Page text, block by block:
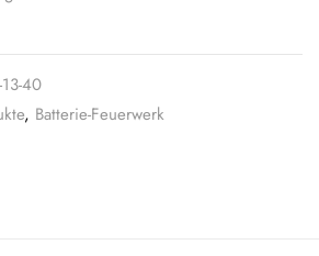
40
, Batterie-Feuerwerk